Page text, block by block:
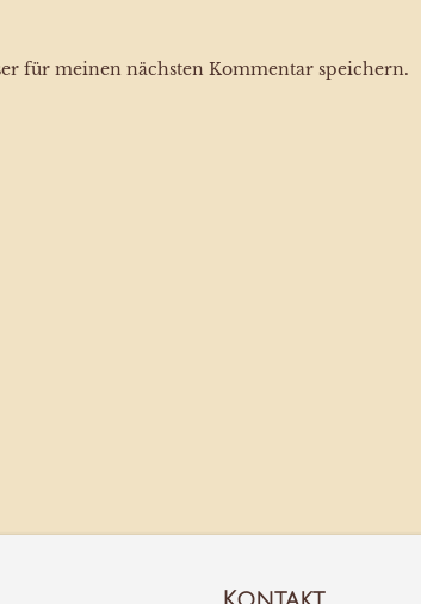
für meinen nächsten Kommentar speichern.